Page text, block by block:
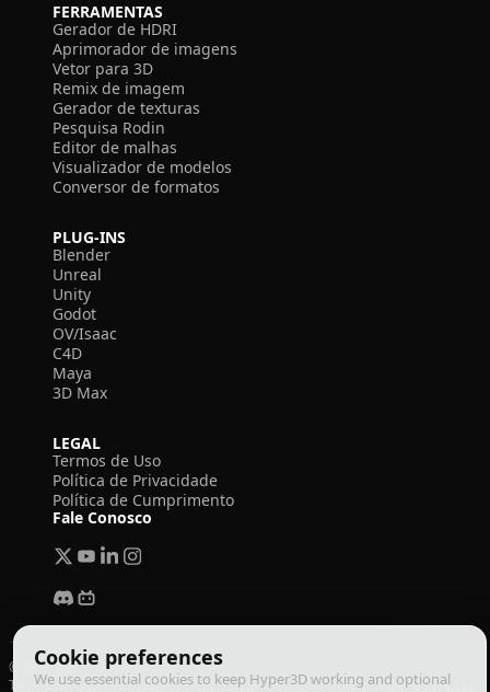
Cookie preferences
We use essential cookies to keep Hyper3D working and optional
FERRAMENTAS
Gerador de HDRI
Aprimorador de imagens
Vetor para 3D
Remix de imagem
Gerador de texturas
Pesquisa Rodin
Editor de malhas
Visualizador de modelos
Conversor de formatos
PLUG-INS
Blender
Unreal
Unity
Godot
OV/Isaac
C4D
Maya
3D Max
LEGAL
Termos de Uso
Política de Privacidade
Política de Cumprimento
Fale Conosco
© 2026 Deemos Corporation. Todos os direitos reservados
Termos de UsoPolítica de PrivacidadePolítica de Cumprimento